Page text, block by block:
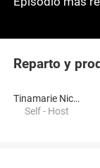
Reparto y
Tinamarie Nicolo
Self - Host